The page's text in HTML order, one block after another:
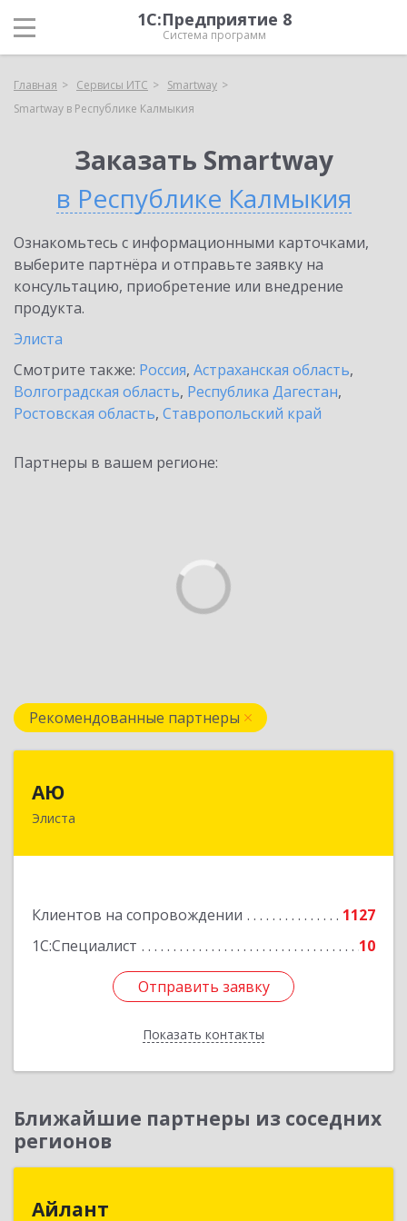
1С:Предприятие 8
Система программ
Главная Сервисы ИТС
Smartway
Smartway в Республике Калмыкия
Заказать Smartway
в Республике Калмыкия
Ознакомьтесь с информационными карточками,
выберите партнёра и отправьте заявку на
консультацию, приобретение или внедрение
продукта.
Элиста
Смотрите также: Россия, Астраханская область,
Волгоградская область, Республика Дагестан,
Ростовская область, Ставропольский край
Партнеры в вашем регионе:
Рекомендованные партнеры
АЮ
Элиста
Клиентов на сопровождении
1127
1С:Специалист
10
Отправить заявку
Показать контакты
358009, Калмыкия Респ, Элиста г, А.С.Пушкина
Отправить заявку
Назад
Ближайшие партнеры из соседних
регионов
Айлант